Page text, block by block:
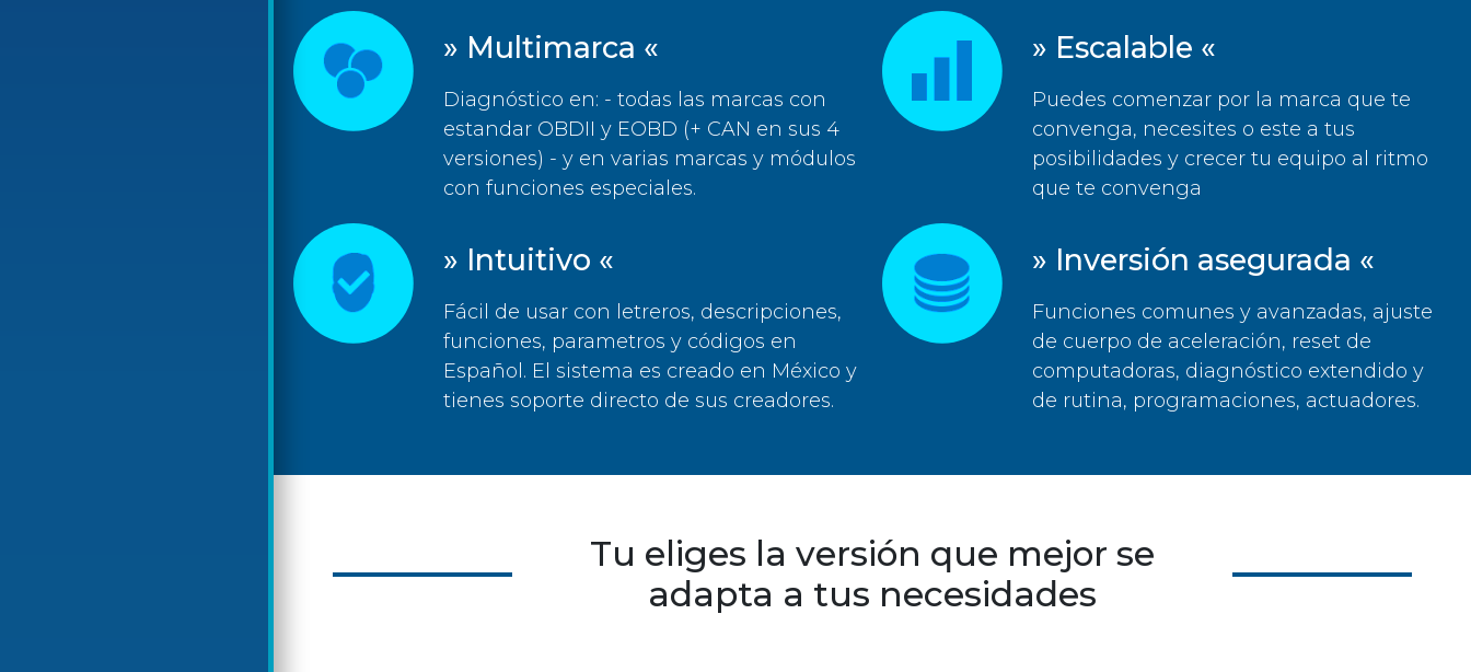
» Multimarca «
Diagnóstico en: - todas las marcas con
estandar OBDII y EOBD (+ CAN en sus 4
versiones) - y en varias marcas y módulos
con funciones especiales.
» Escalable «
Puedes comenzar por la marca que te
convenga, necesites o este a tus
posibilidades y crecer tu equipo al ritmo
que te convenga
» Intuitivo «
Fácil de usar con letreros, descripciones,
funciones, parametros y códigos en
Español. El sistema es creado en México y
tienes soporte directo de sus creadores.
» Inversión asegurada «
Funciones comunes y avanzadas, ajuste
de cuerpo de aceleración, reset de
computadoras, diagnóstico extendido y
de rutina, programaciones, actuadores.
Tu eliges la versión que mejor se
adapta a tus necesidades